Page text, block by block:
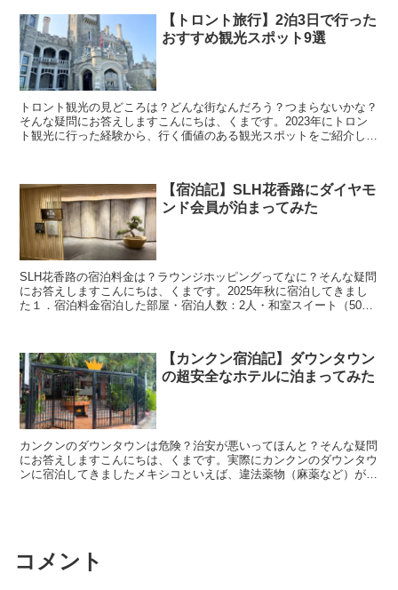
【トロント旅行】2泊3日で行った
おすすめ観光スポット9選
トロント観光の見どころは？どんな街なんだろう？つまらないかな？
そんな疑問にお答えしますこんにちは、くまです。2023年にトロン
ト観光に行った経験から、行く価値のある観光スポットをご紹介しま
【宿泊記】SLH花香路にダイヤモ
ンド会員が泊まってみた
SLH花香路の宿泊料金は？ラウンジホッピングってなに？そんな疑問
にお答えしますこんにちは、くまです。2025年秋に宿泊してきまし
た１．宿泊料金宿泊した部屋・宿泊人数：2人・和室スイート（50
【カンクン宿泊記】ダウンタウン
の超安全なホテルに泊まってみた
カンクンのダウンタウンは危険？治安が悪いってほんと？そんな疑問
にお答えしますこんにちは、くまです。実際にカンクンのダウンタウ
ンに宿泊してきましたメキシコといえば、違法薬物（麻薬など）が広
コメント